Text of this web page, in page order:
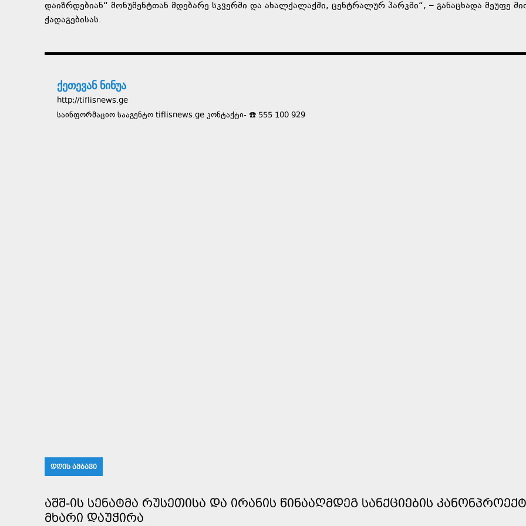
დაიზრდებიან“ მონუმენტთან მდებარე სკვერში და ახალქალაქში, ცენტრალურ პარკში“, – განაცხადა მეუფე
ქადაგებისას.
ქეთევან ნინუა
http://tiflisnews.ge
საინფორმაციო სააგენტო tiflisnews.ge კონტაქტი- ☎️ 555 100 929
ᲓᲦᲘᲡ ᲐᲛᲑᲐᲕᲘ
ᲐᲨᲨ-ᲘᲡ ᲡᲔᲜᲐᲢᲛᲐ ᲠᲣᲡᲔᲗᲘᲡᲐ ᲓᲐ ᲘᲠᲐᲜᲘᲡ ᲬᲘᲜᲐᲐᲦᲛᲓᲔᲒ ᲡᲐᲜᲥᲪᲘᲔᲑᲘᲡ
ᲛᲮᲐᲠᲘ ᲓᲐᲣᲭᲘᲠᲐ